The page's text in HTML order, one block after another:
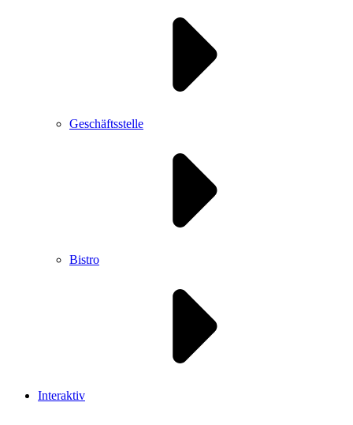
Geschäftsstelle
Bistro
Interaktiv